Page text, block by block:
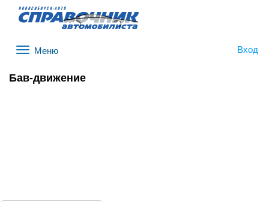
Вход
Бав-движение